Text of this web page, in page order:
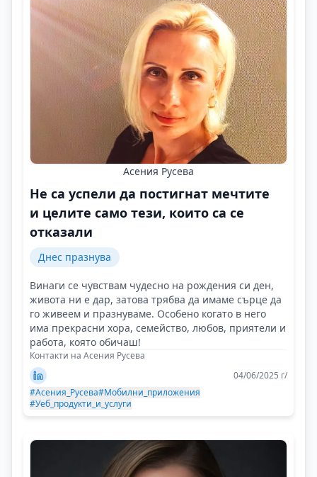
Асения Русева
Не са успели да постигнат мечтите
и целите само тези, които са се
отказали
Днес празнува
Винаги се чувствам чудесно на рождения си ден,
живота ни е дар, затова трябва да имаме сърце да
го живеем и празнуваме. Особено когато в него
има прекрасни хора, семейство, любов, приятели и
работа, която обичаш!
Контакти на Асения Русева
04/06/2025 г/
#Асения_Русева#Мобилни_приложения
#Уеб_продукти_и_услуги